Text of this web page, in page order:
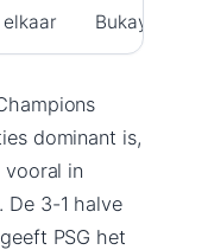
Bukayo
dominant is,
vooral in
De 3-1 halve
PSG het